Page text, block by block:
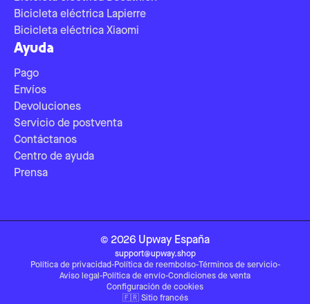
Bicicleta eléctrica Lapierre
Bicicleta eléctrica Xiaomi
Ayuda
Pago
Envíos
Devoluciones
Servicio de postventa
Contáctanos
Centro de ayuda
Prensa
© 2026 Upway España
support@upway.shop
Política de privacidad-Política de reembolso-Términos de servicio-
Aviso legal -Política de envío-Condiciones de venta
Configuración de cookies
🇫🇷 Sitio francés